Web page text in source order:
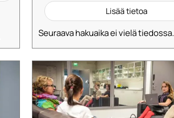
Lisää tietoa
Seuraava hakuaika ei vielä tiedossa.